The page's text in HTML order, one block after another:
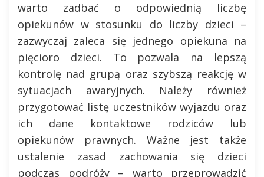
warto zadbać o odpowiednią liczbę
opiekunów w stosunku do liczby dzieci –
zazwyczaj zaleca się jednego opiekuna na
pięcioro dzieci. To pozwala na lepszą
kontrolę nad grupą oraz szybszą reakcję w
sytuacjach awaryjnych. Należy również
przygotować listę uczestników wyjazdu oraz
ich dane kontaktowe rodziców lub
opiekunów prawnych. Ważne jest także
ustalenie zasad zachowania się dzieci
podczas podróży – warto przeprowadzić